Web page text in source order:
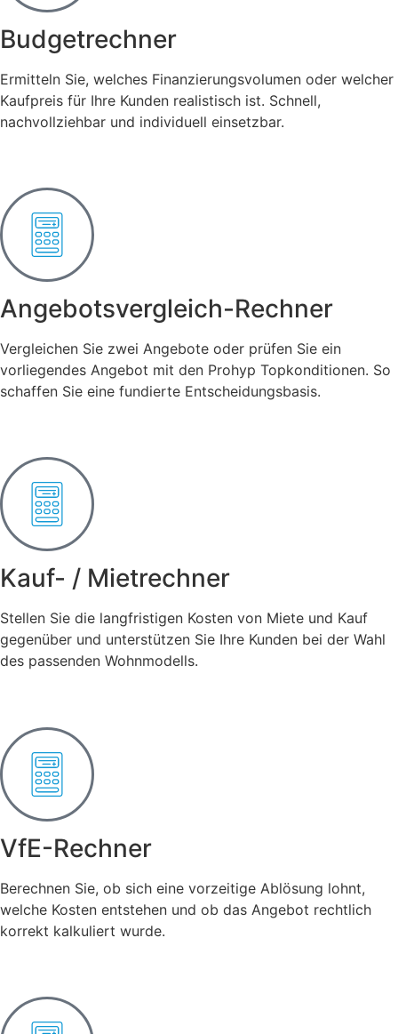
Budgetrechner
Ermitteln Sie, welches Finanzierungsvolumen oder welcher
Kaufpreis für Ihre Kunden realistisch ist. Schnell,
nachvollziehbar und individuell einsetzbar.
Angebotsvergleich-Rechner
Vergleichen Sie zwei Angebote oder prüfen Sie ein
vorliegendes Angebot mit den Prohyp Topkonditionen. So
schaffen Sie eine fundierte Entscheidungsbasis.
Kauf- / Mietrechner
Stellen Sie die langfristigen Kosten von Miete und Kauf
gegenüber und unterstützen Sie Ihre Kunden bei der Wahl
des passenden Wohnmodells.
VfE-Rechner
Berechnen Sie, ob sich eine vorzeitige Ablösung lohnt,
welche Kosten entstehen und ob das Angebot rechtlich
korrekt kalkuliert wurde.